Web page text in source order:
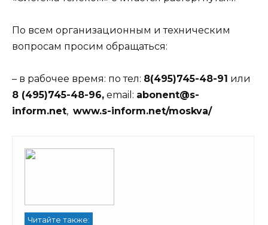
По всем организационным и техническим
вопросам просим обращаться:
– в рабочее время: по тел: 8(495)745-48-91 или
8 (495)745-48-96, email: abonent@s-
inform.net, www.s-inform.net/moskva/
Читайте также: